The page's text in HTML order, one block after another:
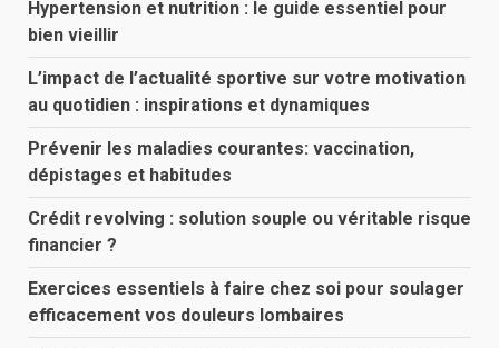
Hypertension et nutrition : le guide essentiel pour
bien vieillir
L’impact de l’actualité sportive sur votre motivation
au quotidien : inspirations et dynamiques
Prévenir les maladies courantes: vaccination,
dépistages et habitudes
Crédit revolving : solution souple ou véritable risque
financier ?
Exercices essentiels à faire chez soi pour soulager
efficacement vos douleurs lombaires